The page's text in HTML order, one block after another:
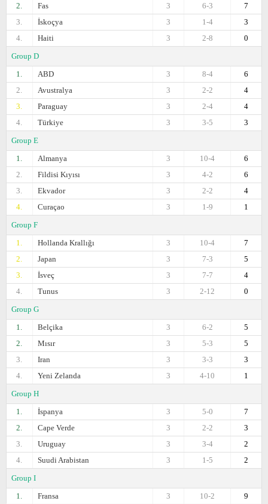
2.
Fas 7
6-3
3
3.
İskoçya 3
1-4
3
4.
Haiti 0
2-8
3
Group D
1.
ABD 6
8-4
3
2.
Avustralya 4
2-2
3
3.
Paraguay 4
2-4
3
4.
Türkiye 3
3-5
3
Group E
1.
Almanya 6
10-4
3
2.
Fildisi Kıyısı 6
4-2
3
3.
Ekvador 4
2-2
3
4.
Curaçao 1
1-9
3
Group F
1.
Hollanda Krallığı 7
10-4
3
2.
Japan 5
7-3
3
3.
İsveç 4
7-7
3
4.
Tunus 0
2-12
3
Group G
1.
Belçika 5
6-2
3
2.
Mısır 5
5-3
3
3.
Iran 3
3-3
3
4.
Yeni Zelanda 1
4-10
3
Group H
1.
İspanya 7
5-0
3
2.
Cape Verde 3
2-2
3
3.
Uruguay 2
3-4
3
4.
Suudi Arabistan 2
1-5
3
Group I
1.
Fransa 9
10-2
3